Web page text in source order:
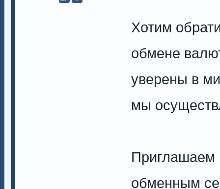
Хотим
обмене
уверены в
мы
Приглашаем
обменным